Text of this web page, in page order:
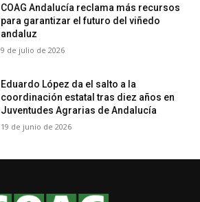
COAG Andalucía reclama más recursos
para garantizar el futuro del viñedo
andaluz
9 de julio de 2026
Eduardo López da el salto a la
coordinación estatal tras diez años en
Juventudes Agrarias de Andalucía
19 de junio de 2026